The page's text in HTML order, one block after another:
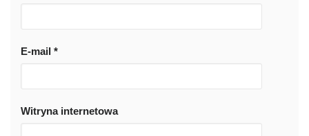
E-mail *
Witryna internetowa